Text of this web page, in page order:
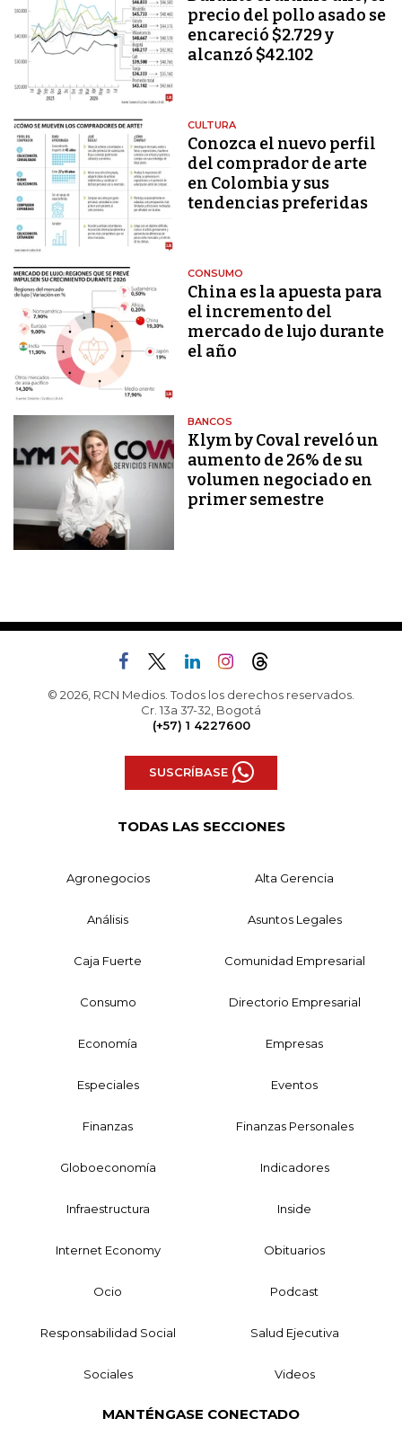
precio del pollo asado se
encareció $2.729 y
alcanzó $42.102
CULTURA
Conozca el nuevo perfil
del comprador de arte
en Colombia y sus
tendencias preferidas
CONSUMO
China es la apuesta para
el incremento del
mercado de lujo durante
el año
BANCOS
Klym by Coval reveló un
aumento de 26% de su
volumen negociado en
primer semestre
© 2026, RCN Medios. Todos los derechos reservados.
Cr. 13a 37-32, Bogotá
(+57) 1 4227600
SUSCRÍBASE
TODAS LAS SECCIONES
Agronegocios Alta Gerencia
Análisis Asuntos Legales
Caja Fuerte Comunidad Empresarial
Consumo Directorio Empresarial
Economía Empresas
Especiales Eventos
Finanzas Finanzas Personales
Globoeconomía Indicadores
Infraestructura Inside
Internet Economy Obituarios
Ocio Podcast
Responsabilidad Social Salud Ejecutiva
Sociales Videos
MANTÉNGASE CONECTADO